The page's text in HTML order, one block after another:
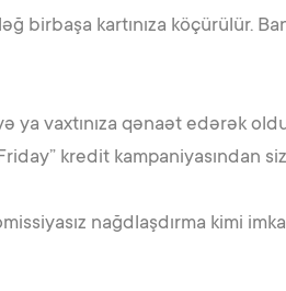
birbaşa kartınıza köçürülür.
ya vaxtınıza qənaət edərək
kredit kampaniyasından
nağdlaşdırma kimi